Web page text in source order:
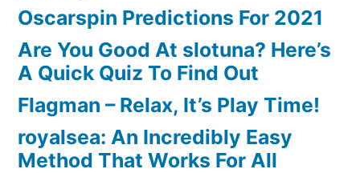
Oscarspin Predictions For 2021
Are You Good At slotuna? Here’s
A Quick Quiz To Find Out
Flagman – Relax, It’s Play Time!
royalsea: An Incredibly Easy
Method That Works For All